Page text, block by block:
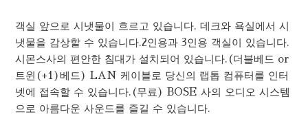
객실 앞으로 시냇물이 흐르고 있습니다. 데크와 욕실에서 시
냇물을 감상할 수 있습니다.2인용과 3인용 객실이 있습니다.
시몬스사의 편안한 침대가 설치되어 있습니다.(더블베드 or
트윈(+1)베드) LAN 케이블로 당신의 랩톱 컴퓨터를 인터
넷에 접속할 수 있습니다.(무료) BOSE 사의 오디오 시스템
으로 아름다운 사운드를 즐길 수 있습니다.